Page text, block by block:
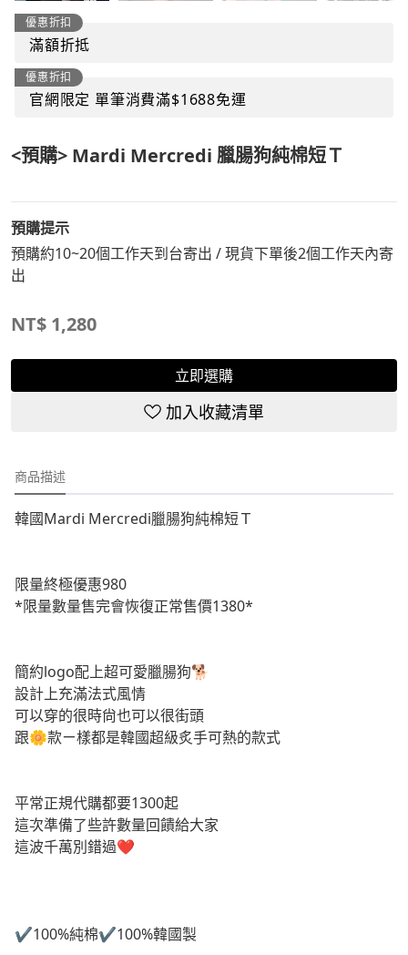
優惠折扣
滿額折抵
優惠折扣
官網限定 單筆消費滿$1688免運
<預購> Mardi Mercredi 臘腸狗純棉短Ｔ
預購提示
預購約10~20個工作天到台寄出 / 現貨下單後2個工作天內寄
出
NT$ 1,280
立即選購
加入收藏清單
商品描述
韓國Mardi Mercredi臘腸狗純棉短Ｔ
限量終極優惠980
*限量數量售完會恢復正常售價1380*
簡約logo配上超可愛臘腸狗🐕
設計上充滿法式風情
可以穿的很時尙也可以很街頭
跟🌼款ㄧ樣都是韓國超級炙手可熱的款式
平常正規代購都要1300起
這次準備了些許數量回饋給大家
這波千萬別錯過❤️
✔️100%純棉✔️100%韓國製